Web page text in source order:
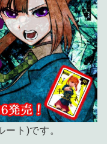
ト)です。